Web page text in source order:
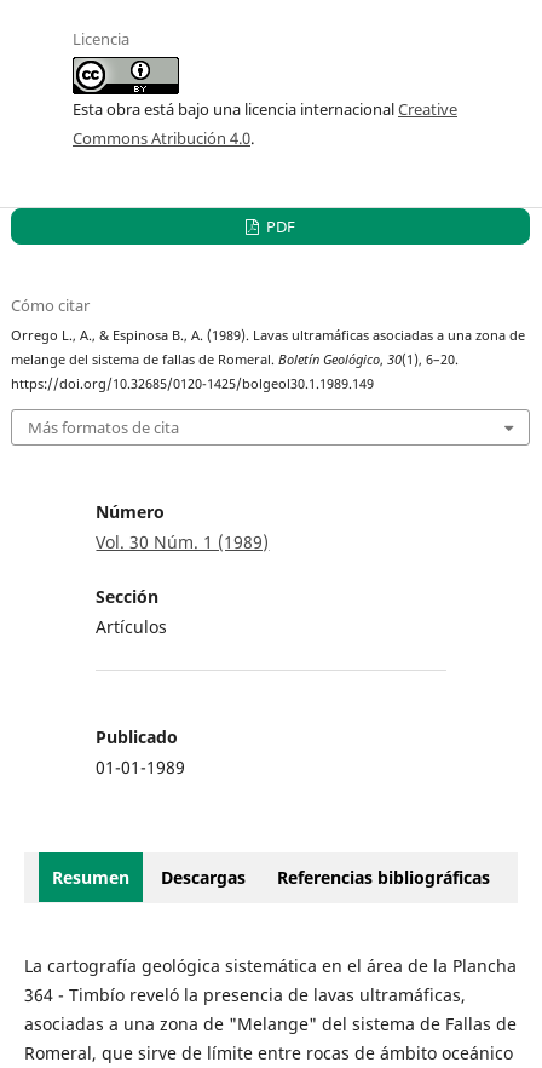
Licencia
Esta obra está bajo una licencia internacionalCreative
Commons Atribución 4.0.
PDF
Cómo citar
Orrego L., A., & Espinosa B., A. (1989). Lavas ultramáficas asociadas a una zona de
melange del sistema de fallas de Romeral.Boletín Geológico,30(1), 6–20.
https://doi.org/10.32685/0120-1425/bolgeol30.1.1989.149
Más formatos de cita
Número
Vol. 30 Núm. 1 (1989)
Sección
Artículos
Publicado
01-01-1989
Resumen Descargas Referencias bibliográficas
La cartografía geológica sistemática en el área de la Plancha
364 - Timbío reveló la presencia de lavas ultramáficas,
asociadas a una zona de "Melange" del sistema de Fallas de
Romeral, que sirve de límite entre rocas de ámbito oceánico